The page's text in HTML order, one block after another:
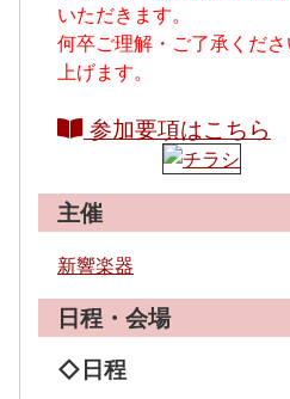
いただきます。
何卒ご理解・ご了承くだ
上げます。
参加要項はこちら
主催
新響楽器
日程・会場
◇日程